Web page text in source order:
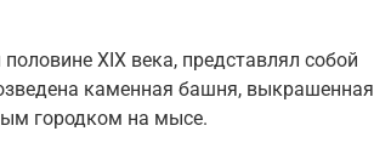
XIX века, представлял собой
каменная башня, выкрашенная
городком на мысе.